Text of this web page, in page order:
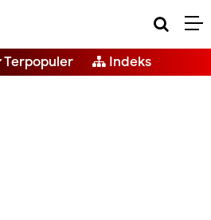
Terpopuler Indeks